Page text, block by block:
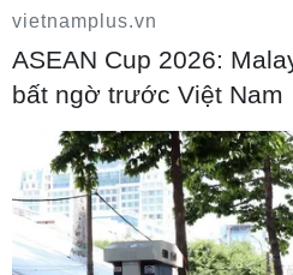
vietnamplus.vn
ASEAN Cup 2026:
bất ngờ trước Việt Nam